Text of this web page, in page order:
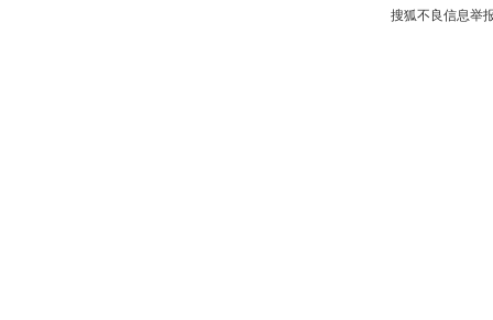
搜狐不良信息举